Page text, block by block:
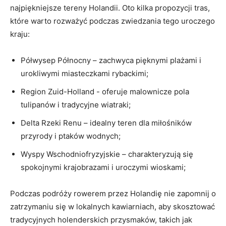
najpiękniejsze‍ tereny Holandii. Oto kilka propozycji tras,
które ‌warto ⁣rozważyć podczas zwiedzania tego uroczego
kraju:
Półwysep Północny – zachwyca pięknymi plażami i
urokliwymi miasteczkami‍ rybackimi;
Region Zuid-Holland -​ oferuje malownicze ‍pola
tulipanów i ‌tradycyjne wiatraki;
Delta Rzeki Renu – ⁤idealny teren dla miłośników
przyrody i⁣ ptaków wodnych;
Wyspy ​Wschodniofryzyjskie​ – charakteryzują się​
spokojnymi krajobrazami i uroczymi wioskami;
Podczas podróży rowerem przez Holandię nie zapomnij o
zatrzymaniu się‌ w lokalnych‌ kawiarniach, aby skosztować
tradycyjnych holenderskich przysmaków, takich jak